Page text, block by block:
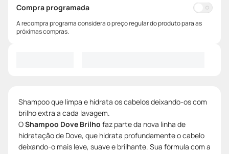
Compra programada
A recompra programa considera o preço regular do produto para as
próximas compras.
Shampoo que limpa e hidrata os cabelos deixando-os com
brilho extra a cada lavagem.
OShampoo Dove Brilho faz parte da nova linha de
hidratação de Dove, que hidrata profundamente o cabelo
deixando-o mais leve, suave e brilhante. Sua fórmula com a